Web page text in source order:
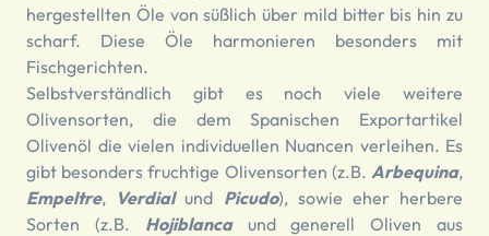
hergestellten Öle von süßlich über mild bitter bis hin zu
scharf. Diese Öle harmonieren besonders mit
Fischgerichten.
Selbstverständlich gibt es noch viele weitere
Olivensorten, die dem Spanischen Exportartikel
Olivenöl die vielen individuellen Nuancen verleihen. Es
gibt besonders fruchtige Olivensorten (z.B. Arbequina,
Empeltre, Verdialund Picudo), sowie eher herbere
Sorten (z.B. Hojiblancaund generell Oliven aus